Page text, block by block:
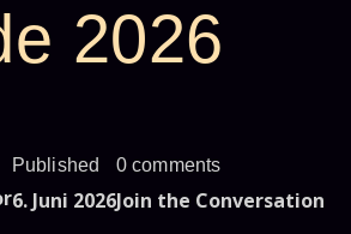
2026
Published
6. Juni 2026
0 comments
Join the Conversation